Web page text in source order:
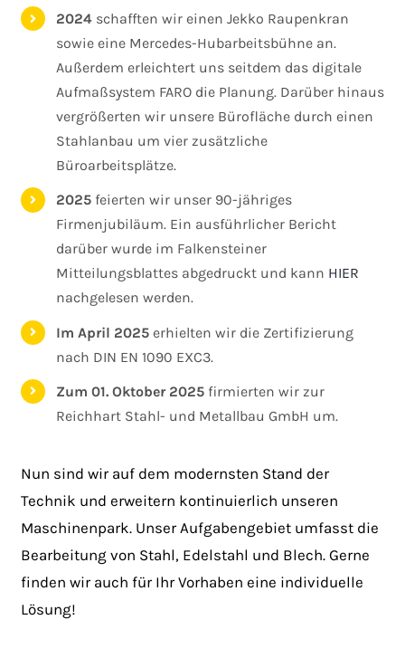
2024schafften wir einen Jekko Raupenkran
sowie eine Mercedes-Hubarbeitsbühne an.
Außerdem erleichtert uns seitdem das digitale
Aufmaßsystem FARO die Planung. Darüber hinaus
vergrößerten wir unsere Bürofläche durch einen
Stahlanbau um vier zusätzliche
Büroarbeitsplätze.
2025feierten wir unser 90-jähriges
Firmenjubiläum. Ein ausführlicher Bericht
darüber wurde im Falkensteiner
Mitteilungsblattes abgedruckt und kann HIER
nachgelesen werden.
Im April 2025erhielten wir die Zertifizierung
nach DIN EN 1090 EXC3.
Zum 01. Oktober 2025firmierten wir zur
Reichhart Stahl- und Metallbau GmbH um.
Nun sind wir auf dem modernsten Stand der
Technik und erweitern kontinuierlich unseren
Maschinenpark. Unser Aufgabengebiet umfasst die
Bearbeitung von Stahl, Edelstahl und Blech. Gerne
finden wir auch für Ihr Vorhaben eine individuelle
Lösung!